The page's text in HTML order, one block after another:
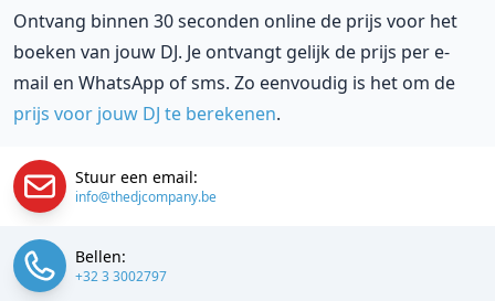
Ontvang binnen 30 seconden online de prijs voor het
boeken van jouw DJ. Je ontvangt gelijk de prijs per e-
mail en WhatsApp of sms. Zo eenvoudig is het om de
prijs voor jouw DJ te berekenen.
Stuur een email:
info@thedjcompany.be
Bellen:
+32 3 3002797